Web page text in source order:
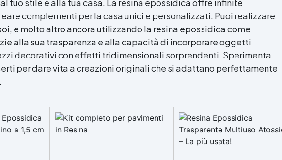
tuo stile e alla tua casa. La resina epossidicaoffre infinite
complementi per la casa unici e personalizzati. Puoi realizzare
e molto altro ancora utilizzando la resina epossidicacome
alla sua trasparenza e alla capacità di incorporare oggetti
decorativi con effetti tridimensionali sorprendenti. Sperimenta
per dare vita a creazioni originali che si adattano perfettamente